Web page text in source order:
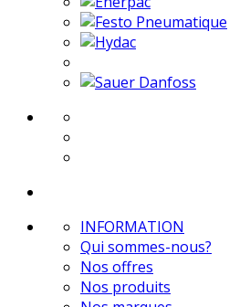
INFORMATION
Qui sommes-nous?
Nos offres
Nos produits